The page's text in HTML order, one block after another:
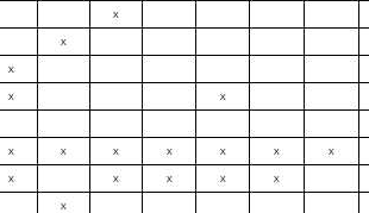
X
X
X
X X
X X X X X X X
X X X X X
X